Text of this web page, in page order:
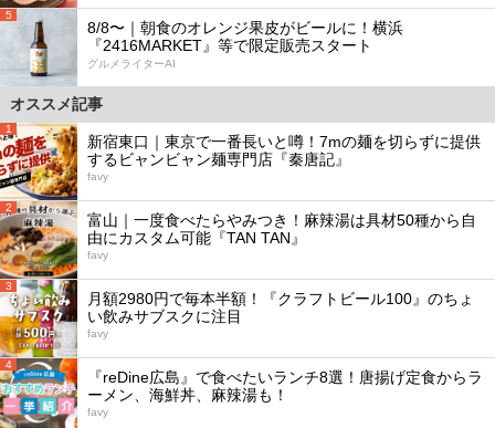
5
8/8〜｜朝食のオレンジ果皮がビールに！横浜
『2416MARKET』等で限定販売スタート
グルメライターAI
オススメ記事
1
新宿東口｜東京で一番長いと噂！7mの麺を切らずに提供
するビャンビャン麺専門店『秦唐記』
favy
2
富山｜一度食べたらやみつき！麻辣湯は具材50種から自
由にカスタム可能『TAN TAN』
favy
3
月額2980円で毎本半額！『クラフトビール100』のちょ
い飲みサブスクに注目
favy
4
『reDine広島』で食べたいランチ8選！唐揚げ定食からラ
ーメン、海鮮丼、麻辣湯も！
favy